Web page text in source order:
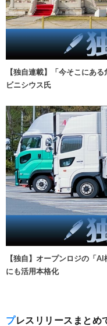
【独自連載】「今そこにあ
ビニシウス氏
【独自】オープンロジの「
にも活用本格化
プレスリリースまとめ